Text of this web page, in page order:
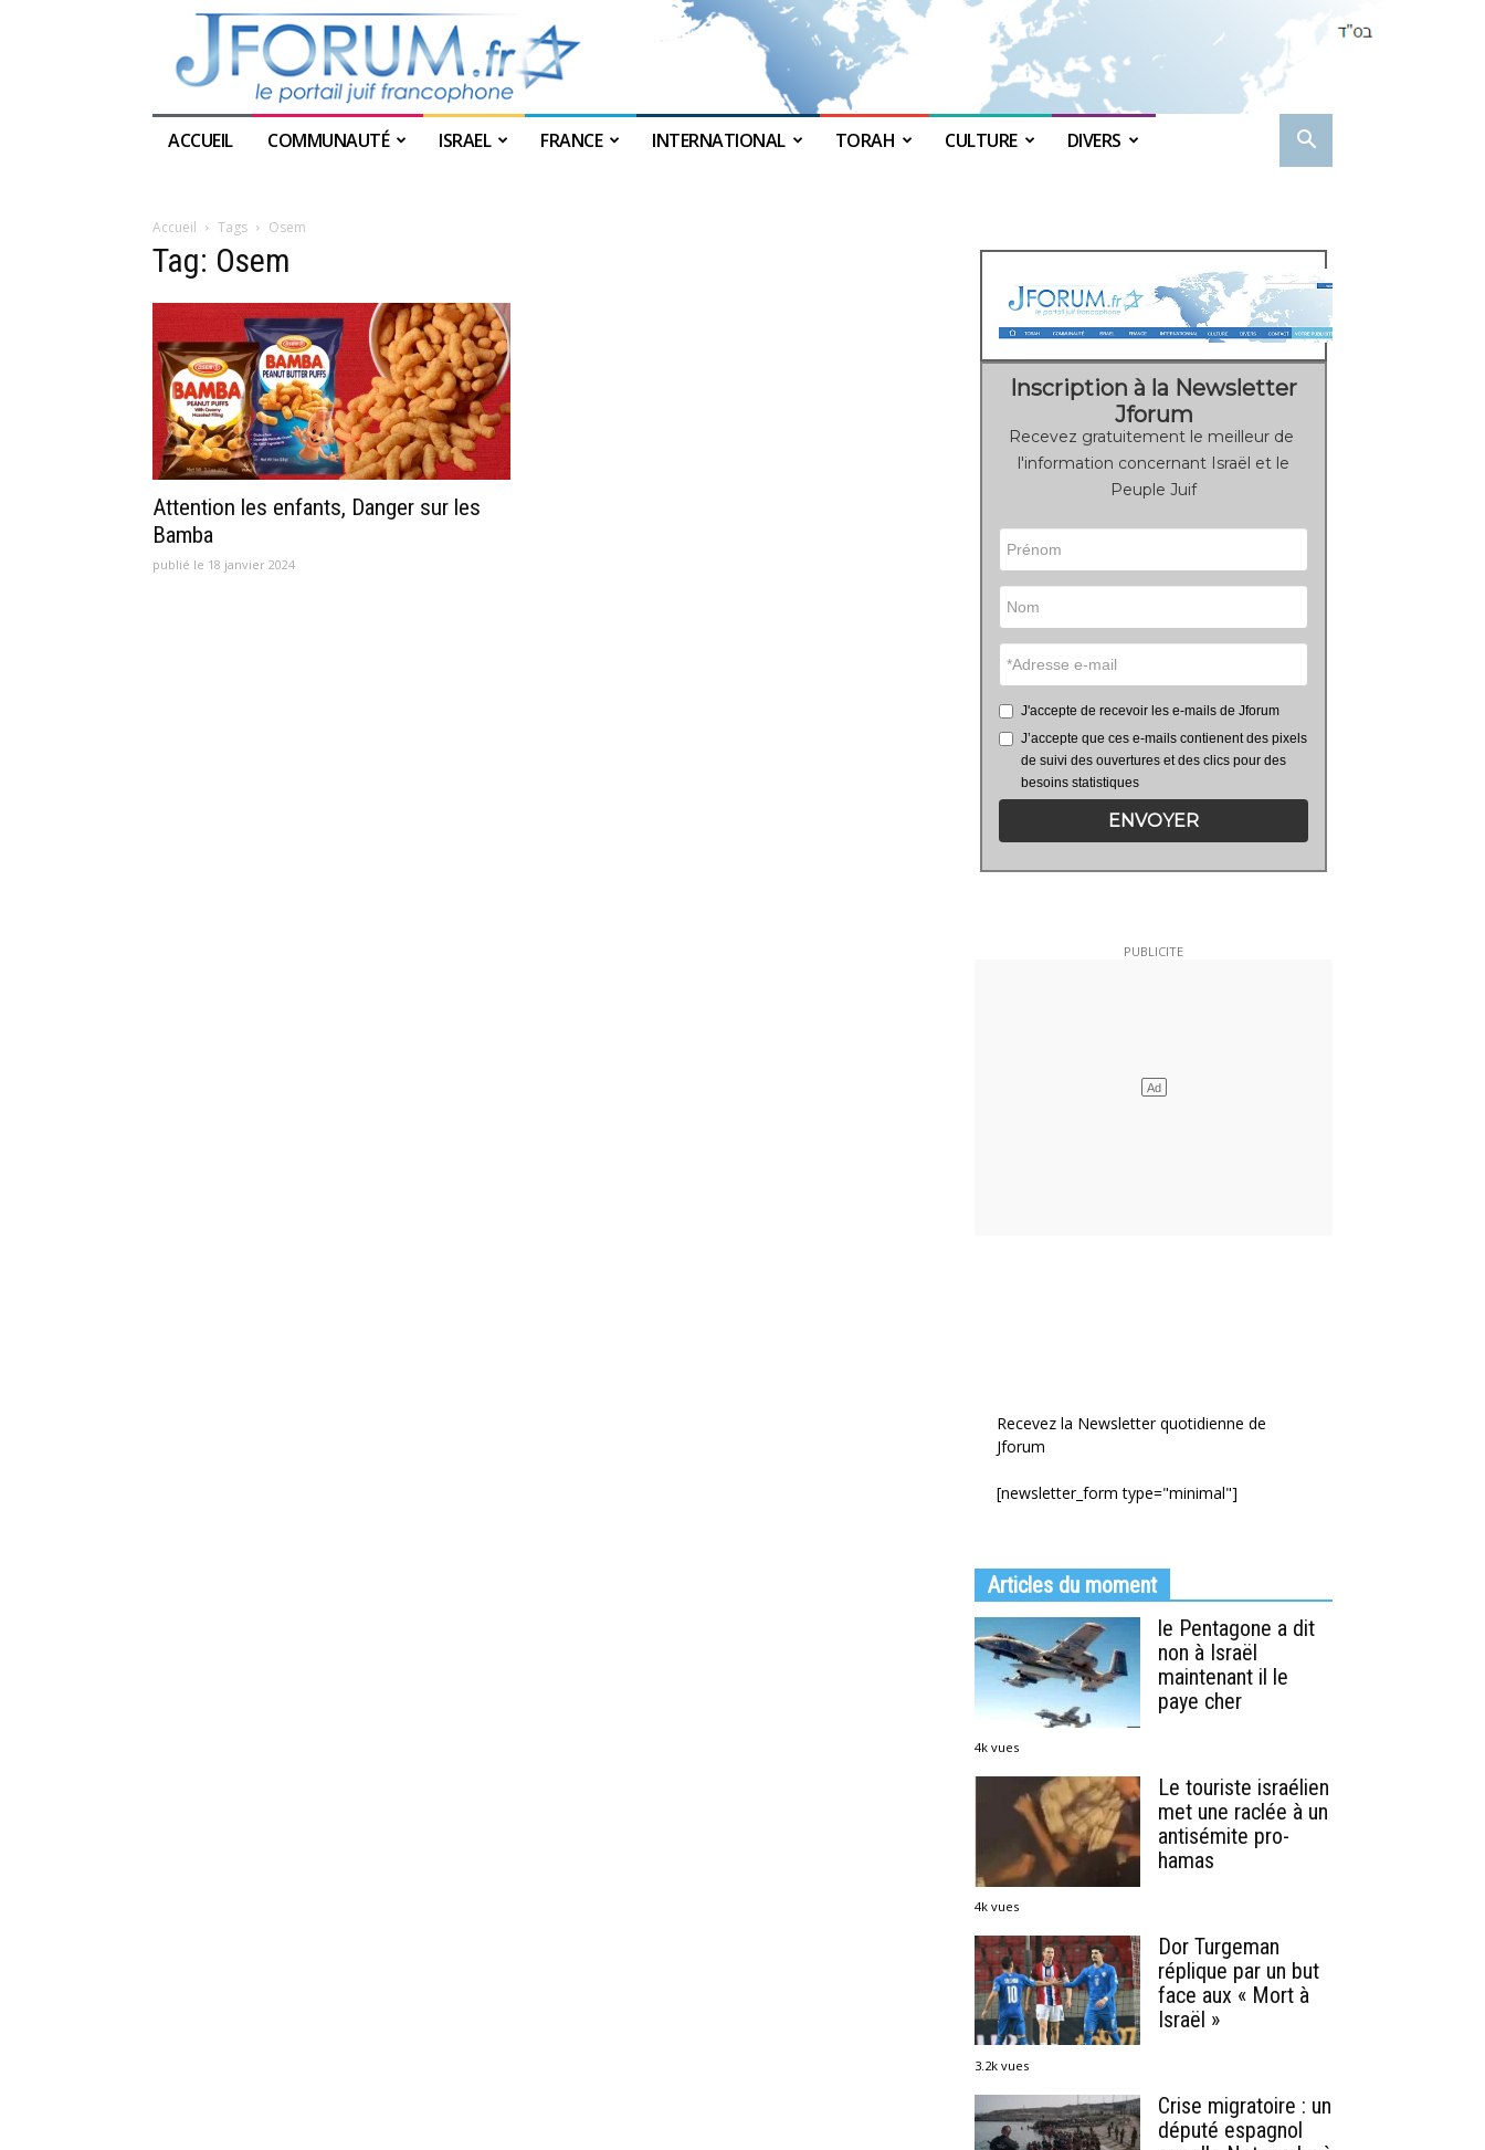
ACCUEIL COMMUNAUTÉ ISRAEL FRANCE INTERNATIONAL TORAH CULTURE DIVERS
Accueil Tags Osem
Tag: Osem
Attention les enfants, Danger sur les
Bamba
publié le 18 janvier 2024
Inscription à la Newsletter
Jforum
Recevez gratuitement le meilleur de
l'information concernant Israël et le
Peuple Juif
J'accepte de recevoir les e-mails de Jforum
J’accepte que ces e-mails contienent des pixels
de suivi des ouvertures et des clics pour des
besoins statistiques
ENVOYER
Recevez la Newsletter quotidienne de
Jforum
[newsletter_form type="minimal"]
Articles du moment
le Pentagone a dit
non à Israël
maintenant il le
paye cher
4k vues
Le touriste israélien
met une raclée à un
antisémite pro-
hamas
4k vues
Dor Turgeman
réplique par un but
face aux « Mort à
Israël »
3.2k vues
Crise migratoire : un
député espagnol